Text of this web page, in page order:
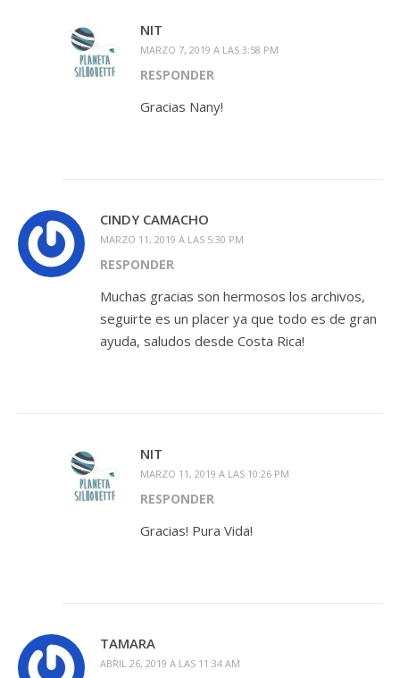
NIT
MARZO 7, 2019 A LAS 3:58 PM
RESPONDER
Gracias Nany!
CINDY CAMACHO
MARZO 11, 2019 A LAS 5:30 PM
RESPONDER
Muchas gracias son hermosos los archivos,
seguirte es un placer ya que todo es de gran
ayuda, saludos desde Costa Rica!
NIT
MARZO 11, 2019 A LAS 10:26 PM
RESPONDER
Gracias! Pura Vida!
TAMARA
ABRIL 26, 2019 A LAS 11:34 AM